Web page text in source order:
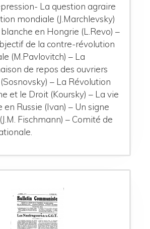
La question agraire
mondiale (J.Marchlevsky)
en Hongrie (L.Revo) –
de la contre-révolution
(M.Pavlovitch) – La
de repos des ouvriers
– La Révolution
et le Droit (Koursky) – La vie
en Russie (Ivan) – Un signe
Fischmann) – Comité de